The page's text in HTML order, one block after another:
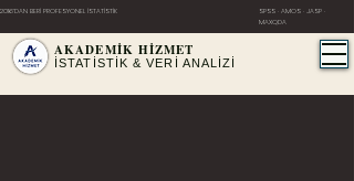
2016'DAN BERİ PROFESYONEL İSTATİSTİK
SPSS · AMOS · JASP ·
MAXQDA
AKADEMİK HİZMET
İSTATİSTİK & VERİ ANALİZİ